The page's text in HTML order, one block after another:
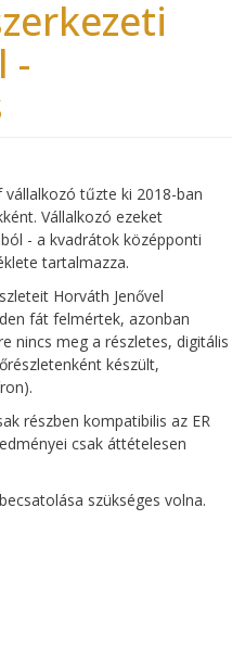
-
vállalkozó tűzte ki 2018-ban
Vállalkozó ezeket
- a kvadrátok középponti
tartalmazza.
Horváth Jenővel
fát felmértek, azonban
nincs meg a részletes, digitális
készült,
részben kompatibilis az ER
csak áttételesen
szükséges volna.